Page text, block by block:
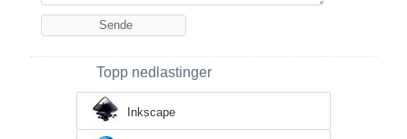
Topp nedlastinger
Inkscape